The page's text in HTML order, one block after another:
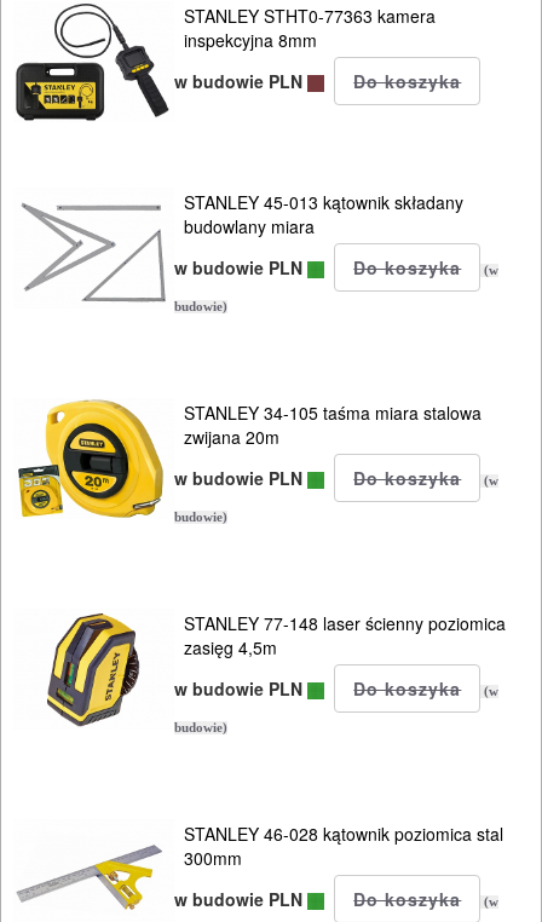
STANLEY STHT0-77363 kamera
inspekcyjna 8mm
w budowie PLN
STANLEY 45-013 kątownik składany
budowlany miara
w budowie PLN
(w
budowie)
STANLEY 34-105 taśma miara stalowa
zwijana 20m
w budowie PLN
(w
budowie)
STANLEY 77-148 laser ścienny poziomica
zasięg 4,5m
w budowie PLN
(w
budowie)
STANLEY 46-028 kątownik poziomica stal
300mm
w budowie PLN
(w